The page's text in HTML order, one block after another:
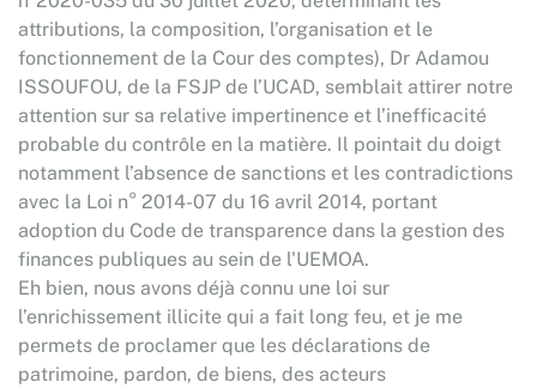
attributions, la composition, l’organisation et le
fonctionnement de la Cour des comptes), Dr Adamou
ISSOUFOU, de la FSJP de l’UCAD, semblait attirer notre
attention sur sa relative impertinence et l’inefficacité
probable du contrôle en la matière. Il pointait du doigt
notamment l’absence de sanctions et les contradictions
avec la Loi n° 2014-07 du 16 avril 2014, portant
adoption du Code de transparence dans la gestion des
finances publiques au sein de l'UEMOA.
Eh bien, nous avons déjà connu une loi sur
l’enrichissement illicite qui a fait long feu, et je me
permets de proclamer que les déclarations de
patrimoine, pardon, de biens, des acteurs